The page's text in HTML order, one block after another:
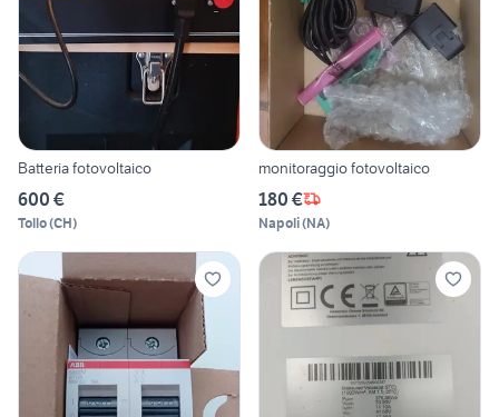
Batteria fotovoltaico
600 €
Tollo(CH)
monitoraggio fotovoltaico
180 €
Napoli(NA)